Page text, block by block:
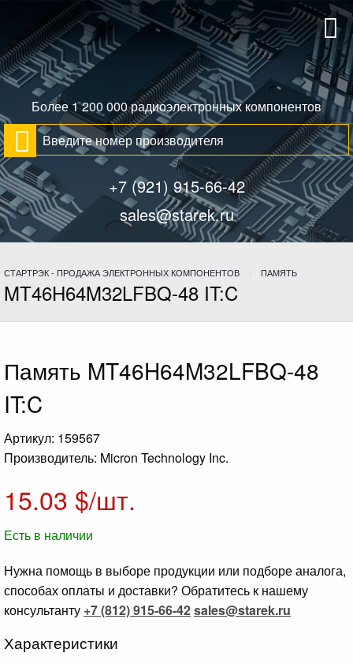
Более 1 200 000 радиоэлектронных компонентов
+7 (921) 915-66-42
sales@starek.ru
СТАРТРЭК - ПРОДАЖА ЭЛЕКТРОННЫХ КОМПОНЕНТОВ ПАМЯТЬ
MT46H64M32LFBQ-48 IT:C
Память MT46H64M32LFBQ-48
IT:C
Артикул: 159567
Производитель: Micron Technology Inc.
15.03 $/шт.
Есть в наличии
Нужна помощь в выборе продукции или подборе аналога,
способах оплаты и доставки? Обратитесь к нашему
консультанту +7 (812) 915-66-42sales@starek.ru
Характеристики